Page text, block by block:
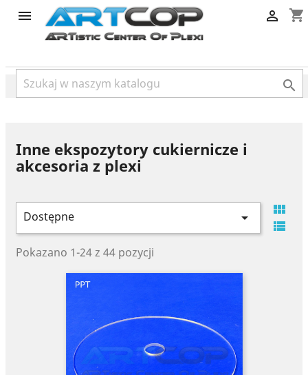
category
 shopping_cart


Inne ekspozytory cukiernicze i
akcesoria z plexi
Dostępne 


Pokazano 1-24 z 44 pozycji